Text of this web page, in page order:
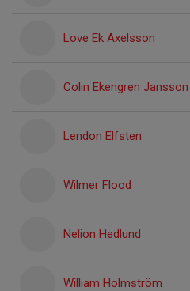
Love Ek Axelsson
Colin Ekengren Jansson
Lendon Elfsten
Wilmer Flood
Nelion Hedlund
William Holmström